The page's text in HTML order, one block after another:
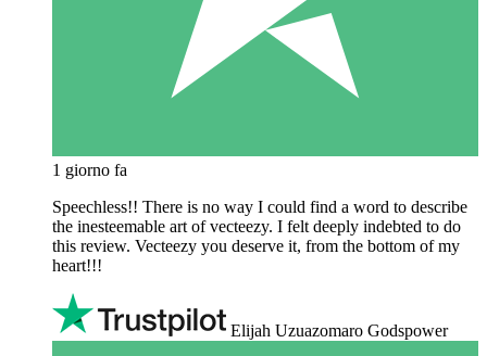
1 giorno fa
Speechless!! There is no way I could find a word to describe
the inesteemable art of vecteezy. I felt deeply indebted to do
this review. Vecteezy you deserve it, from the bottom of my
heart!!!
Elijah Uzuazomaro Godspower